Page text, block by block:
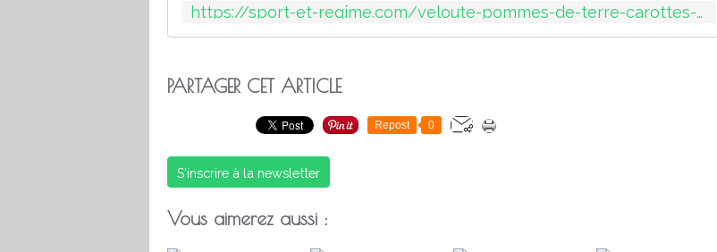
https://sport-et-regime.com/veloute-pommes-de-terre-carottes-cookeo/
PARTAGER CET ARTICLE
Repost 0
S'inscrire à la newsletter
Vous aimerez aussi :